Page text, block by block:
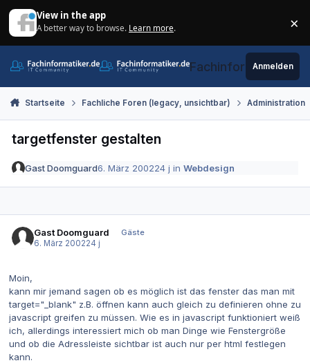
View in the app
A better way to browse. Learn more. ×
Fachinformatiker.de
Anmelden
Startseite Fachliche Foren (legacy, unsichtbar) Administration
targetfenster gestalten
Gast Doomguard6. März 200224 j inWebdesign
Gast Doomguard
Gäste
6. März 200224 j
Moin,
kann mir jemand sagen ob es möglich ist das fenster das man mit
target="_blank" z.B. öffnen kann auch gleich zu definieren ohne zu
javascript greifen zu müssen. Wie es in javascript funktioniert weiß
ich, allerdings interessiert mich ob man Dinge wie Fenstergröße
und ob die Adressleiste sichtbar ist auch nur per html festlegen
kann.